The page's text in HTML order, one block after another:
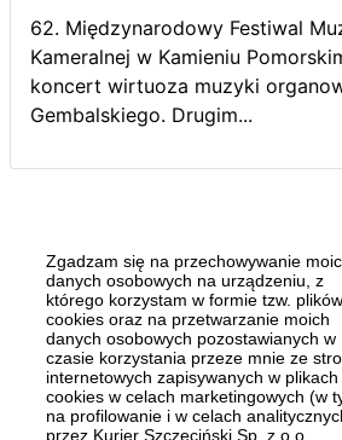
Zgadzam się na przechowywanie
danych osobowych na urządzeniu, z
którego korzystam w formie tzw. plików
cookies oraz na przetwarzanie moich
danych osobowych pozostawianych w
czasie korzystania przeze mnie ze
internetowych zapisywanych w plikach
cookies w celach marketingowych (w
na profilowanie i w celach
przez Kurier Szczeciński Sp. z o.o.
62. Międzynarodowy Festiwal
Kameralnej w Kamieniu
koncert wirtuoza muzyki
Gembalskiego. Drugim...
Strona główna Szczecin/
Kultura